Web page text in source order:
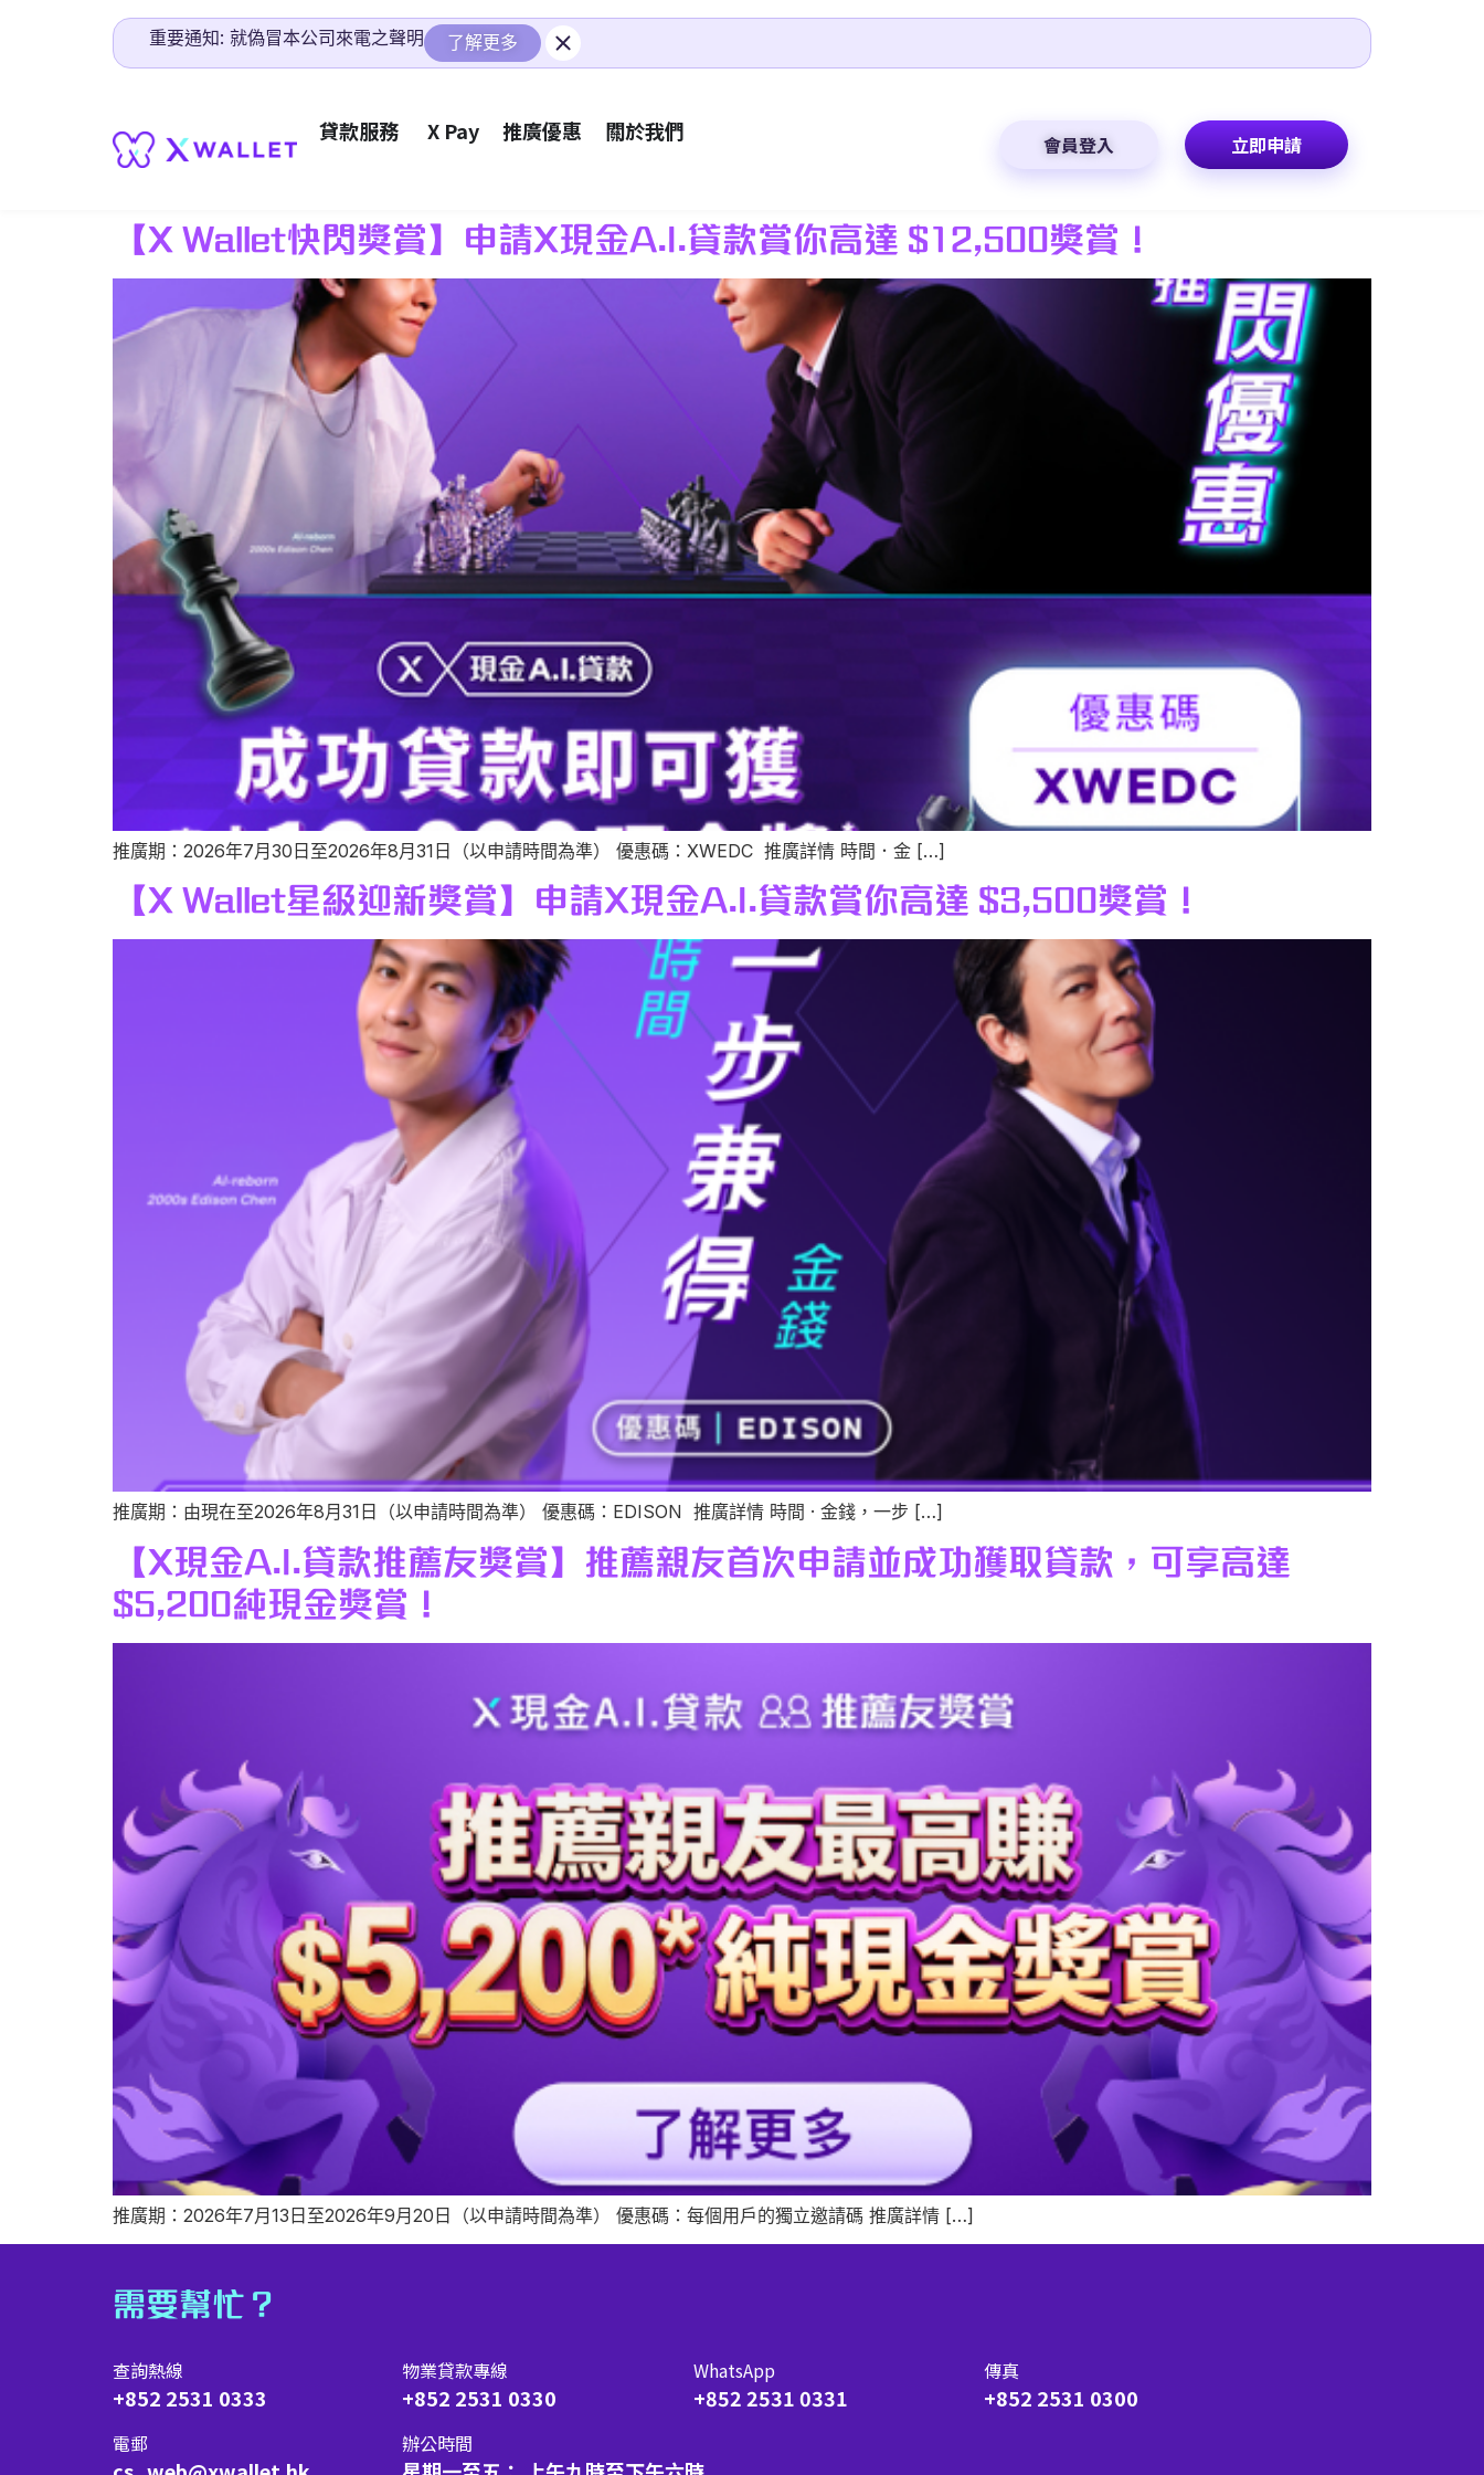
重要通知: 就偽冒本公司來電之聲明 了解更多
貸款服務 X Pay 推廣優惠 關於我們 會員登入 立即申請
【X Wallet快閃獎賞】申請X現金A.I.貸款賞你高達 $12,500獎賞！
推廣期：2026年7月30日至2026年8月31日（以申請時間為準） 優惠碼：XWEDC 推廣詳情 時間．金 […]
【X Wallet星級迎新獎賞】申請X現金A.I.貸款賞你高達 $3,500獎賞！
推廣期：由現在至2026年8月31日（以申請時間為準） 優惠碼：EDISON 推廣詳情 時間 · 金錢，一步 […]
【X現金A.I.貸款推薦友獎賞】推薦親友首次申請並成功獲取貸款，可享高達
$5,200純現金獎賞！
推廣期：2026年7月13日至2026年9月20日（以申請時間為準） 優惠碼：每個用戶的獨立邀請碼 推廣詳情 […]
需要幫忙？
查詢熱線
+852 2531 0333
電郵
物業貸款專線
+852 2531 0330
WhatsApp
+852 2531 0331
傳真
+852 2531 0300
辦公時間